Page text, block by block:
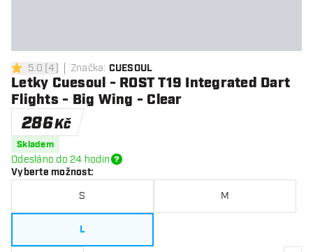
5 hodnoticí hvězdičky
5.0 [4] Značka: CUESOUL
Letky Cuesoul - ROST T19 Integrated Dart
Flights - Big Wing - Clear
286Kč
Skladem
Odesláno do 24 hodin
Vyberte možnost:
S M
L